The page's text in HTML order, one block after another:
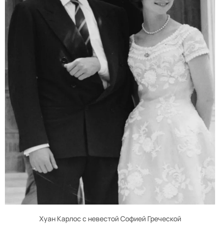
Хуан Карлос с невестой Софией Греческой